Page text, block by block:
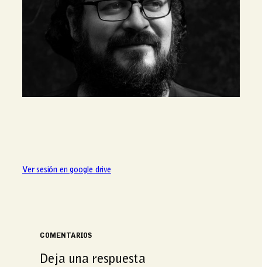
Ver sesión en google drive
COMENTARIOS
Deja una respuesta